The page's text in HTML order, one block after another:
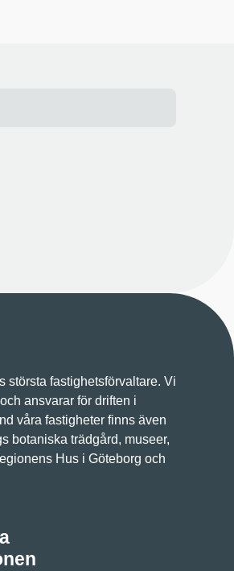
största fastighetsförvaltare. Vi
ansvarar för driften i
våra fastigheter finns även
botaniska trädgård, museer,
Hus i Göteborg och